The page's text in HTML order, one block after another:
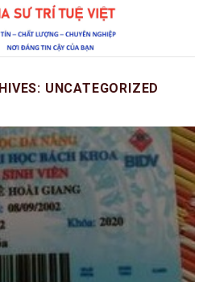
UNCATEGORIZED